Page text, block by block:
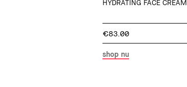
HYDRATING FACE CREAM
€83.00
shop nu